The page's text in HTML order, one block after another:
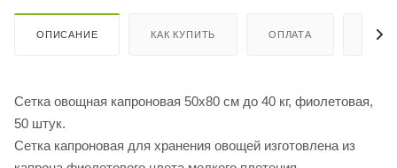
ОПИСАНИЕ КАК КУПИТЬ ОПЛАТА
Сетка овощная капроновая 50х80 см до 40 кг, фиолетовая,
50 штук.
Сетка капроновая для хранения овощей изготовлена из